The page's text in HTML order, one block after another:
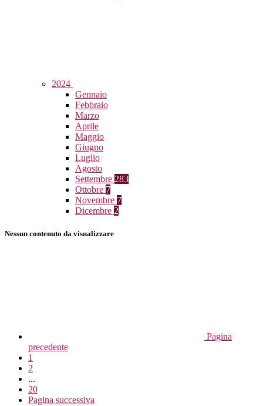
2024
Gennaio
Febbraio
Marzo
Aprile
Maggio
Giugno
Luglio
Agosto
Settembre 283
Ottobre 7
Novembre 7
Dicembre 2
Nessun contenuto da visualizzare
Pagina
precedente
1
2
...
20
Pagina successiva